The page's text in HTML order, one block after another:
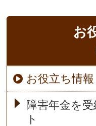
お
お役立ち情
障害年金を
ト